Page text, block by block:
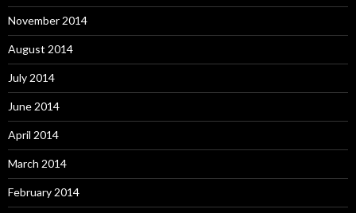
November 2014
August 2014
July 2014
June 2014
April 2014
March 2014
February 2014